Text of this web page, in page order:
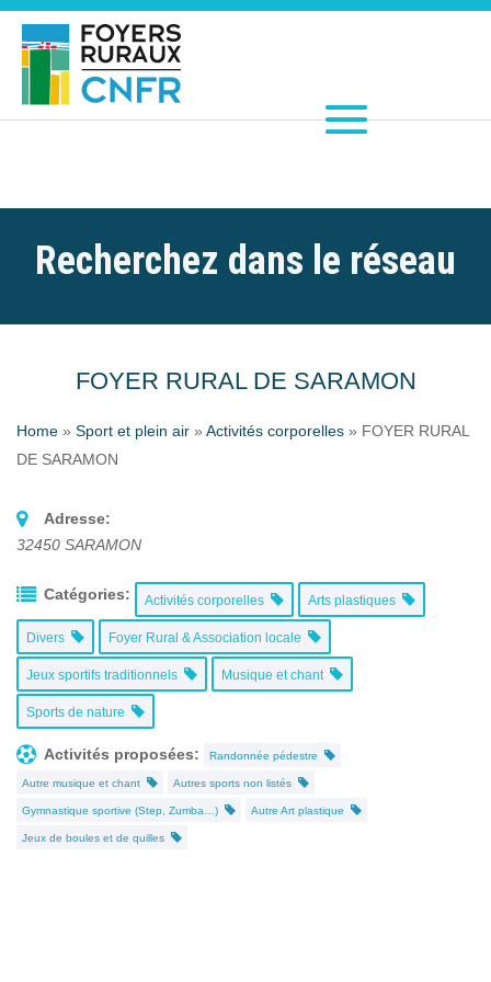
Recherchez dans le réseau
FOYER RURAL DE SARAMON
Home » Sport et plein air » Activités corporelles » FOYER RURAL
DE SARAMON
Adresse:
32450 SARAMON
Catégories: Activités corporelles Arts plastiques
Divers Foyer Rural & Association locale
Jeux sportifs traditionnels Musique et chant
Sports de nature
Activités proposées: Randonnée pédestre
Autre musique et chant Autres sports non listés
Gymnastique sportive (Step, Zumba…) Autre Art plastique
Jeux de boules et de quilles